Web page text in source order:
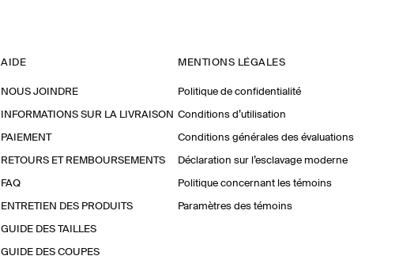
AIDE
NOUS JOINDRE
INFORMATIONS SUR LA LIVRAISON
PAIEMENT
RETOURS ET REMBOURSEMENTS
FAQ
ENTRETIEN DES PRODUITS
GUIDE DES TAILLES
GUIDE DES COUPES
MENTIONS LÉGALES
Politique de confidentialité
Conditions d’utilisation
Conditions générales des évaluations
Déclaration sur l’esclavage moderne
Politique concernant les témoins
Paramètres des témoins